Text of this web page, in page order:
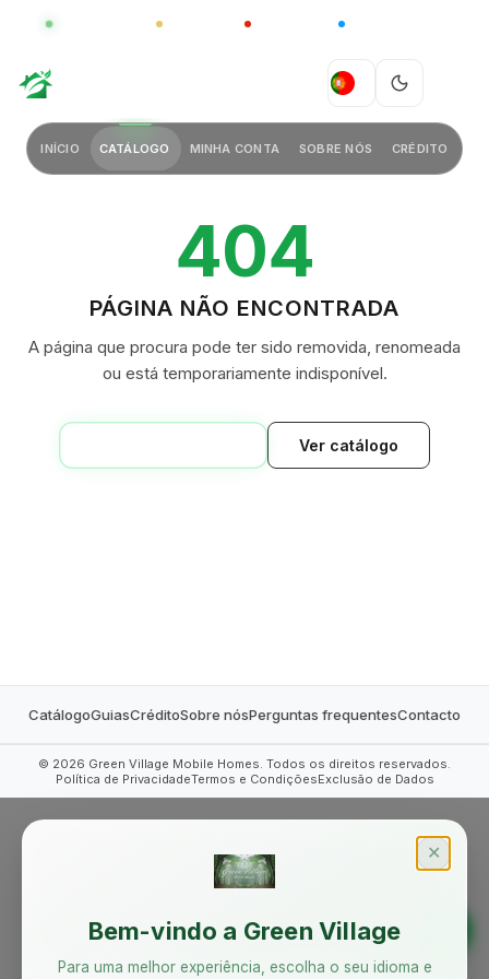
GLOBAL CHINA
PT
INÍCIO CATÁLOGO MINHA CONTA SOBRE NÓS CRÉDITO
404
PÁGINA NÃO ENCONTRADA
A página que procura pode ter sido removida, renomeada
ou está temporariamente indisponível.
Ver catálogo
CatálogoGuiasCréditoSobre nósPerguntas frequentesContacto
© 2026 Green Village Mobile Homes. Todos os direitos reservados.
Política de PrivacidadeTermos e CondiçõesExclusão de Dados
✕
Bem-vindo a Green Village
Para uma melhor experiência, escolha o seu idioma e